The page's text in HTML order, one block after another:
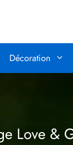
Décoration
Love &